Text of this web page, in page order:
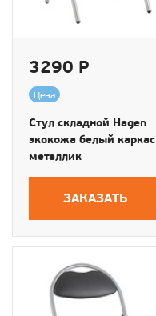
3290 Р
Цена
Стул складной Hagen
экокожа белый каркас
металлик
ЗАКАЗАТЬ